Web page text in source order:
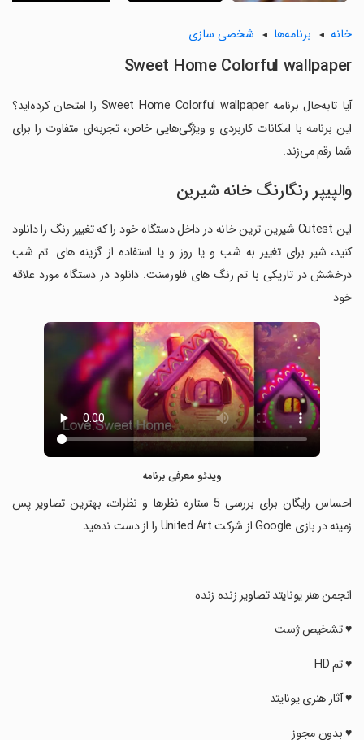
خانه برنامه‌ها شخصی سازی
Sweet Home Colorful wallpaper
آیا تابه‌حال برنامه Sweet Home Colorful wallpaper را امتحان کرده‌اید؟
این برنامه با امکانات کاربردی و ویژگی‌هایی خاص، تجربه‌ای متفاوت را برای
شما رقم می‌زند.
والپیپر رنگارنگ خانه شیرین
این Cutest شیرین ترین خانه در داخل دستگاه خود را که تغییر رنگ را دانلود
کنید، شیر برای تغییر به شب و یا روز و یا استفاده از گزینه های. تم شب
درخشش در تاریکی با تم رنگ های فلورسنت. دانلود در دستگاه مورد علاقه
خود
ویدئو معرفی برنامه
‏احساس رایگان برای بررسی 5 ستاره نظرها و نظرات، بهترین تصاویر پس
زمینه در بازی Google از شرکت United Art را از دست ندهید
‏انجمن هنر یونایتد تصاویر زنده زنده
‏♥ تشخیص ژست
‏♥ تم HD
‏♥ آثار هنری یونایتد
‏♥ بدون مجوز